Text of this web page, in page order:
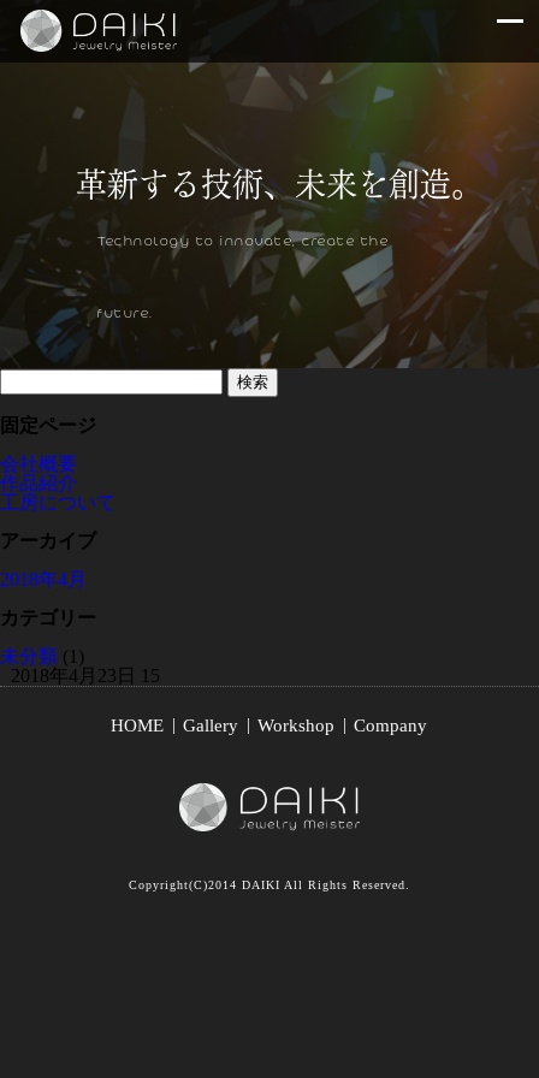
Technology to innovate, create the
future.
検
索:
固定ページ
会社概要
作品紹介
工房について
アーカイブ
2018年4月
カテゴリー
未分類 (1)
2018年4月23日
15
HOME Gallery Workshop Company
Copyright(C)2014 DAIKI All Rights Reserved.